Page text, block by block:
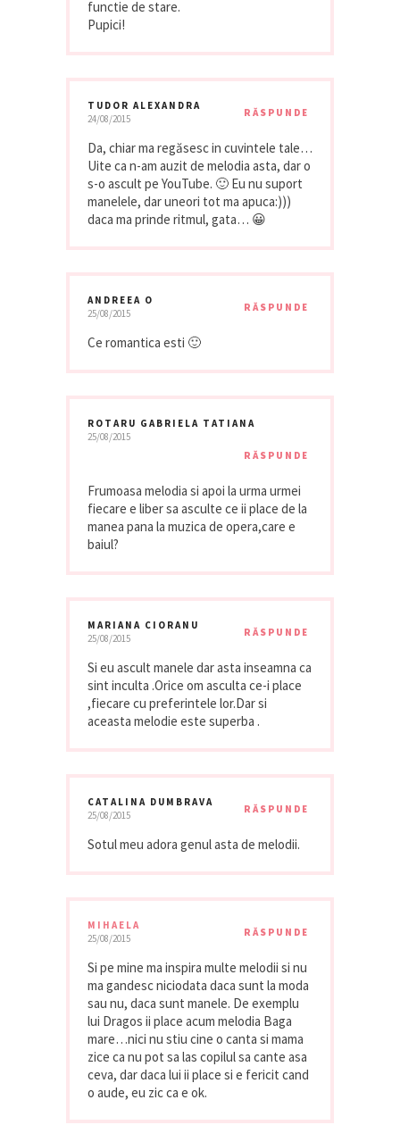
functie de stare.
Pupici!
TUDOR ALEXANDRA
24/08/2015
RĂSPUNDE
Da, chiar ma regăsesc in cuvintele tale…
Uite ca n-am auzit de melodia asta, dar o
s-o ascult pe YouTube. 🙂 Eu nu suport
manelele, dar uneori tot ma apuca:)))
daca ma prinde ritmul, gata… 😀
ANDREEA O
25/08/2015
RĂSPUNDE
Ce romantica esti 🙂
ROTARU GABRIELA TATIANA
25/08/2015
RĂSPUNDE
Frumoasa melodia si apoi la urma urmei
fiecare e liber sa asculte ce ii place de la
manea pana la muzica de opera,care e
baiul?
MARIANA CIORANU
25/08/2015
RĂSPUNDE
Si eu ascult manele dar asta inseamna ca
sint inculta .Orice om asculta ce-i place
,fiecare cu preferintele lor.Dar si
aceasta melodie este superba .
CATALINA DUMBRAVA
25/08/2015
RĂSPUNDE
Sotul meu adora genul asta de melodii.
MIHAELA
25/08/2015
RĂSPUNDE
Si pe mine ma inspira multe melodii si nu
ma gandesc niciodata daca sunt la moda
sau nu, daca sunt manele. De exemplu
lui Dragos ii place acum melodia Baga
mare…nici nu stiu cine o canta si mama
zice ca nu pot sa las copilul sa cante asa
ceva, dar daca lui ii place si e fericit cand
o aude, eu zic ca e ok.